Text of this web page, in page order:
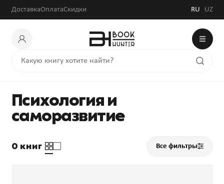
ДоставкаОплатаСкидки RU UZ
Психология и
саморазвитие
0 книг Все фильтры